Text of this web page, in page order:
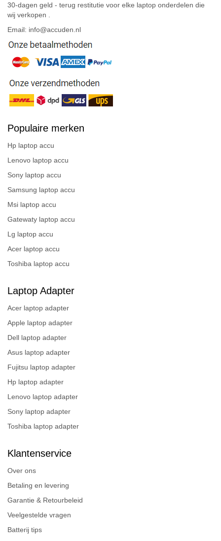
30-dagen geld - terug restitutie voor elke laptop onderdelen die
wij verkopen .
Email: info@accuden.nl
Populaire merken
Hp laptop accu
Lenovo laptop accu
Sony laptop accu
Samsung laptop accu
Msi laptop accu
Gatewaty laptop accu
Lg laptop accu
Acer laptop accu
Toshiba laptop accu
Laptop Adapter
Acer laptop adapter
Apple laptop adapter
Dell laptop adapter
Asus laptop adapter
Fujitsu laptop adapter
Hp laptop adapter
Lenovo laptop adapter
Sony laptop adapter
Toshiba laptop adapter
Klantenservice
Over ons
Betaling en levering
Garantie & Retourbeleid
Veelgestelde vragen
Batterij tips